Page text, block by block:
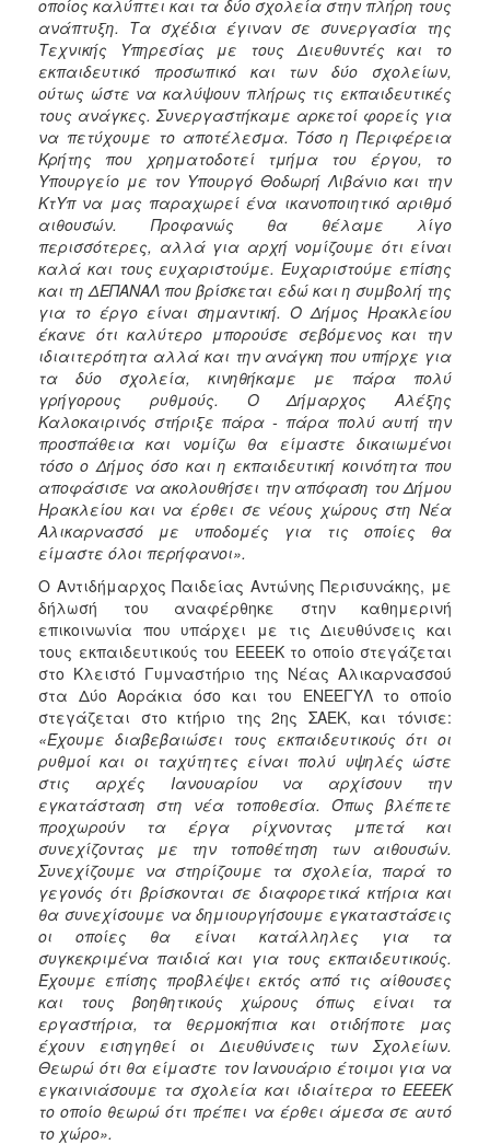
οποίος καλύπτει και τα δύο σχολεία στην πλήρη τους
ανάπτυξη. Τα σχέδια έγιναν σε συνεργασία της
Τεχνικής Υπηρεσίας με τους Διευθυντές και το
εκπαιδευτικό προσωπικό και των δύο σχολείων,
ούτως ώστε να καλύψουν πλήρως τις εκπαιδευτικές
τους ανάγκες. Συνεργαστήκαμε αρκετοί φορείς για
να πετύχουμε το αποτέλεσμα. Τόσο η Περιφέρεια
Κρήτης που χρηματοδοτεί τμήμα του έργου, το
Υπουργείο με τον Υπουργό Θοδωρή Λιβάνιο και την
ΚτΥπ να μας παραχωρεί ένα ικανοποιητικό αριθμό
αιθουσών. Προφανώς θα θέλαμε λίγο
περισσότερες, αλλά για αρχή νομίζουμε ότι είναι
καλά και τους ευχαριστούμε. Ευχαριστούμε επίσης
και τη ΔΕΠΑΝΑΛ που βρίσκεται εδώ και η συμβολή της
για το έργο είναι σημαντική. Ο Δήμος Ηρακλείου
έκανε ότι καλύτερο μπορούσε σεβόμενος και την
ιδιαιτερότητα αλλά και την ανάγκη που υπήρχε για
τα δύο σχολεία, κινηθήκαμε με πάρα πολύ
γρήγορους ρυθμούς. Ο Δήμαρχος Αλέξης
Καλοκαιρινός στήριξε πάρα - πάρα πολύ αυτή την
προσπάθεια και νομίζω θα είμαστε δικαιωμένοι
τόσο ο Δήμος όσο και η εκπαιδευτική κοινότητα που
αποφάσισε να ακολουθήσει την απόφαση του Δήμου
Ηρακλείου και να έρθει σε νέους χώρους στη Νέα
Αλικαρνασσό με υποδομές για τις οποίες θα
είμαστε όλοι περήφανοι».
Ο Αντιδήμαρχος Παιδείας Αντώνης Περισυνάκης, με
δήλωσή του αναφέρθηκε στην καθημερινή
επικοινωνία που υπάρχει με τις Διευθύνσεις και
τους εκπαιδευτικούς του ΕΕΕΕΚ το οποίο στεγάζεται
στο Κλειστό Γυμναστήριο της Νέας Αλικαρνασσού
στα Δύο Αοράκια όσο και του ΕΝΕΕΓΥΛ το οποίο
στεγάζεται στο κτήριο της 2ης ΣΑΕΚ, και τόνισε:
«Έχουμε διαβεβαιώσει τους εκπαιδευτικούς ότι οι
ρυθμοί και οι ταχύτητες είναι πολύ υψηλές ώστε
στις αρχές Ιανουαρίου να αρχίσουν την
εγκατάσταση στη νέα τοποθεσία. Όπως βλέπετε
προχωρούν τα έργα ρίχνοντας μπετά και
συνεχίζοντας με την τοποθέτηση των αιθουσών.
Συνεχίζουμε να στηρίζουμε τα σχολεία, παρά το
γεγονός ότι βρίσκονται σε διαφορετικά κτήρια και
θα συνεχίσουμε να δημιουργήσουμε εγκαταστάσεις
οι οποίες θα είναι κατάλληλες για τα
συγκεκριμένα παιδιά και για τους εκπαιδευτικούς.
Έχουμε επίσης προβλέψει εκτός από τις αίθουσες
και τους βοηθητικούς χώρους όπως είναι τα
εργαστήρια, τα θερμοκήπια και οτιδήποτε μας
έχουν εισηγηθεί οι Διευθύνσεις των Σχολείων.
Θεωρώ ότι θα είμαστε τον Ιανουάριο έτοιμοι για να
εγκαινιάσουμε τα σχολεία και ιδιαίτερα το ΕΕΕΕΚ
το οποίο θεωρώ ότι πρέπει να έρθει άμεσα σε αυτό
το χώρο».